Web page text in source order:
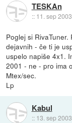
TESKAn
:: 11. sep
Poglej si
dejavnih - če ti je
uspelo napiše 4x1.
2001 - ne - pro ima
Mtex/sec.
Lp
Kabul
:: 13. sep